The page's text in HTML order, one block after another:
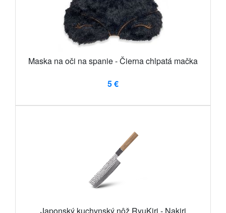
Maska na oči na spanie - Čierna chlpatá mačka
5 €